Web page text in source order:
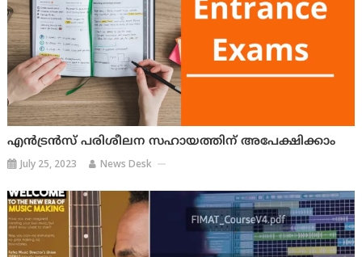
എന്‍ട്രന്‍സ് പരിശീലന സഹായത്തിന് അപേക്ഷിക്കാം
July 25, 2023 News Desk